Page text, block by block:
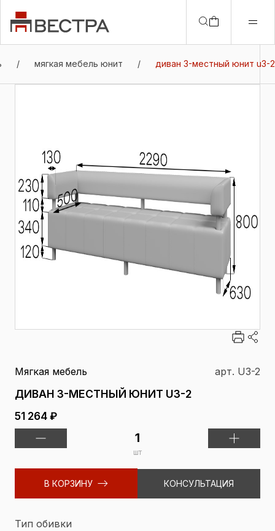
/ мягкая мебель юнит / диван 3-местный юнит u3-2
Мягкая мебель арт. U3-2
ДИВАН 3-МЕСТНЫЙ ЮНИТ U3-2
51 264 ₽
шт
В КОРЗИНУ КОНСУЛЬТАЦИЯ
Тип обивки